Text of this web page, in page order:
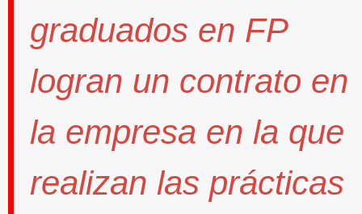
graduados en FP
logran un contrato en
la empresa en la que
realizan las prácticas